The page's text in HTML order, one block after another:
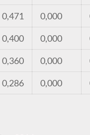
0,471 0,000
0,400 0,000
0,360 0,000
0,286 0,000